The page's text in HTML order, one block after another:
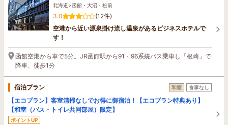
北海道>函館・大沼・松前
3.0
(12件)
空港から近い源泉掛け流し温泉があるビジネスホテルで
す！
函館空港から車で5分。JR函館駅から91・96系統バス乗車し「根崎」で
降車、徒歩1分
宿泊プラン 和室 食事なし
【エコプラン】客室清掃なしでお得に御宿泊！【エコプラン特典あり】
【和室（バス・トイレ共同部屋）限定】
ポイントUP